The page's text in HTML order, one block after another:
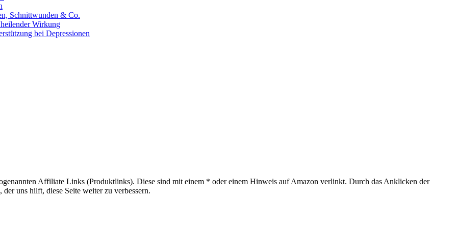
Schnittwunden & Co.
Wirkung
bei Depressionen
Affiliate Links (Produktlinks). Diese sind mit einem * oder einem Hinweis auf Amazon verlinkt. Durch das Anklicken der
uns hilft, diese Seite weiter zu verbessern.